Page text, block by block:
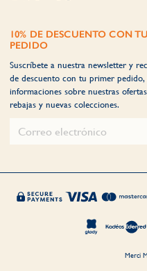
10% DE DESCUENTO CON
PEDIDO
Suscríbete a nuestra newsletter y
de descuento con tu primer pedido,
informaciones sobre nuestras
rebajas y nuevas colecciones.
Merci